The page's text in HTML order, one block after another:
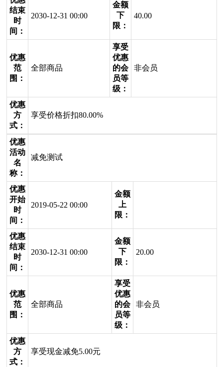
结束
时
间：
2030-12-31 00:00
金额
下
限：
40.00
优惠
范
围：
全部商品
享受
优惠
的会
员等
级：
非会员
优惠
方
式：
享受价格折扣80.00%
优惠
活动
名
称：
减免测试
优惠
开始
时
间：
2019-05-22 00:00
金额
上
限：
优惠
结束
时
间：
2030-12-31 00:00
金额
下
限：
20.00
优惠
范
围：
全部商品
享受
优惠
的会
员等
级：
非会员
优惠
方
式：
享受现金减免5.00元